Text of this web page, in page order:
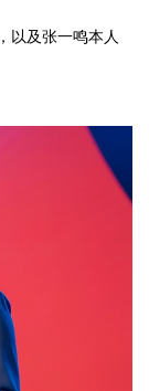
以及张一鸣本人